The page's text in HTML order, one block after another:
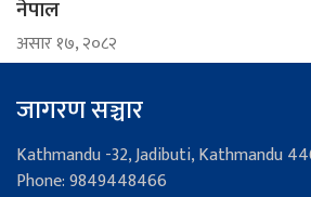
नेपाल
असार १७, २०८२
जागरण सञ्चार
Kathmandu -32, Jadibuti, Kathmandu
Phone: 9849448466